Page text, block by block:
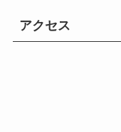
アクセス